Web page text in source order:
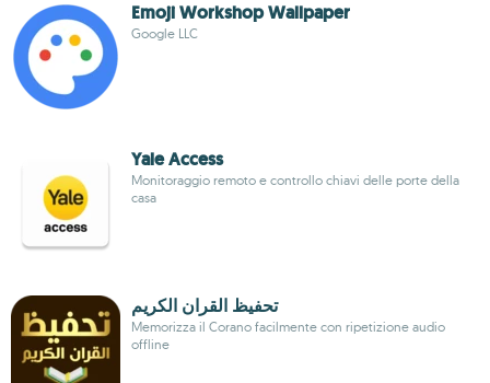
Emoji Workshop Wallpaper
Google LLC
Yale Access
Monitoraggio remoto e controllo chiavi delle porte della
casa
تحفيظ القران الكريم
Memorizza il Corano facilmente con ripetizione audio
offline